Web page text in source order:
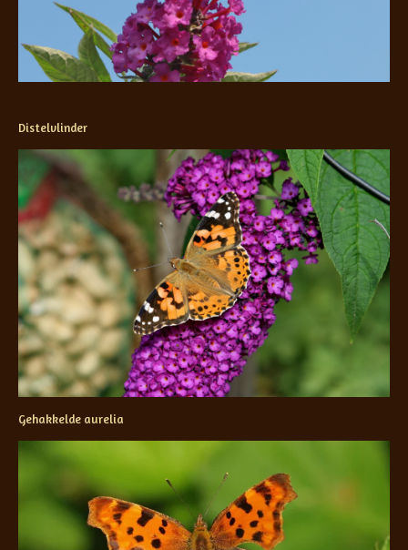
Distelvlinder
Gehakkelde aurelia